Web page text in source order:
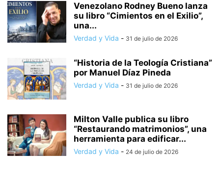
Venezolano Rodney Bueno lanza
su libro “Cimientos en el Exilio”,
una...
Verdad y Vida - 31 de julio de 2026
“Historia de la Teología Cristiana”
por Manuel Díaz Pineda
Verdad y Vida - 31 de julio de 2026
Milton Valle publica su libro
“Restaurando matrimonios”, una
herramienta para edificar...
Verdad y Vida - 24 de julio de 2026